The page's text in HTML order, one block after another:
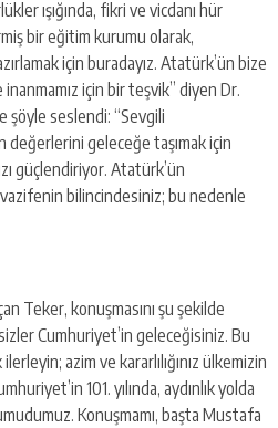
ışığında, fikri ve vicdanı hür
bir eğitim kurumu olarak,
için buradayız. Atatürk’ün bize
için bir teşvik” diyen Dr.
şöyle seslendi: “Sevgili
geleceğe taşımak için
güçlendiriyor. Atatürk’ün
bilincindesiniz; bu nedenle
Teker, konuşmasını şu şekilde
Cumhuriyet’in geleceğisiniz. Bu
azim ve kararlılığınız ülkemizin
101. yılında, aydınlık yolda
Konuşmamı, başta Mustafa